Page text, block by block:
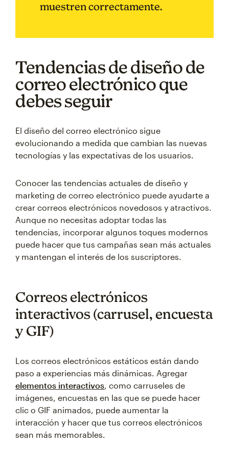
muestren correctamente.
Tendencias de diseño de
correo electrónico que
debes seguir
El diseño del correo electrónico sigue
evolucionando a medida que cambian las nuevas
tecnologías y las expectativas de los usuarios.
Conocer las tendencias actuales de diseño y
marketing de correo electrónico puede ayudarte a
crear correos electrónicos novedosos y atractivos.
Aunque no necesitas adoptar todas las
tendencias, incorporar algunos toques modernos
puede hacer que tus campañas sean más actuales
y mantengan el interés de los suscriptores.
Correos electrónicos
interactivos (carrusel, encuesta
y GIF)
Los correos electrónicos estáticos están dando
paso a experiencias más dinámicas. Agregar
elementos interactivos, como carruseles de
imágenes, encuestas en las que se puede hacer
clic o GIF animados, puede aumentar la
interacción y hacer que tus correos electrónicos
sean más memorables.